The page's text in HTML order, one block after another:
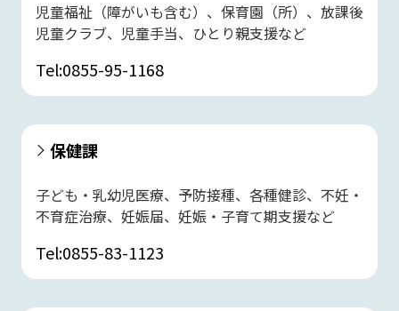
児童福祉（障がいも含む）、保育園（所）、放課後
児童クラブ、児童手当、ひとり親支援など
Tel:0855-95-1168
保健課
子ども・乳幼児医療、予防接種、各種健診、不妊・
不育症治療、妊娠届、妊娠・子育て期支援など
Tel:0855-83-1123